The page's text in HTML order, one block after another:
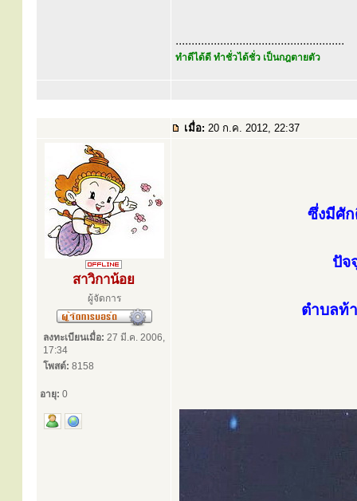
.....................................................
ทำดีได้ดี ทำชั่วได้ชั่ว เป็นกฎตายตัว
เมื่อ: 20 ก.ค. 2012, 22:37
สาวิกาน้อย
ผู้จัดการ
ลงทะเบียนเมื่อ: 27 มี.ค. 2006,
17:34
โพสต์: 8158
อายุ: 0
ซึ่งมีศั
ปัจ
ตำบลท้